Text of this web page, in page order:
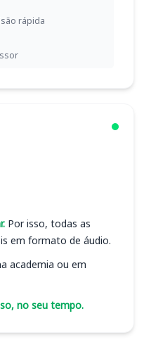
rápida
Por isso, todas as
em formato de áudio.
academia ou em
no seu tempo.